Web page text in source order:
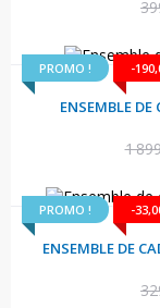
PROMO ! -
ENSEMBLE DE
Prix
1
PROMO ! -
ENSEMBLE DE